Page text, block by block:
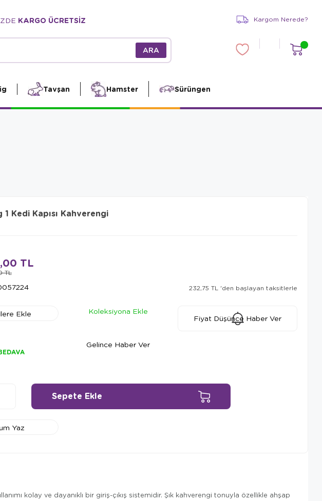
KARGO ÜCRETSİZ Kargom Nerede?
Tavşan Hamster Sürüngen
Kedi Kapısı Kahverengi
TL
TL
232,75 TL 'den başlayan taksitlerle
Ekle
Koleksiyona Ekle
Fiyat Düşünce Haber Ver
Gelince Haber Ver
Yaz
kolay ve dayanıklı bir giriş-çıkış sistemidir. Şık kahverengi tonuyla özellikle ahşap